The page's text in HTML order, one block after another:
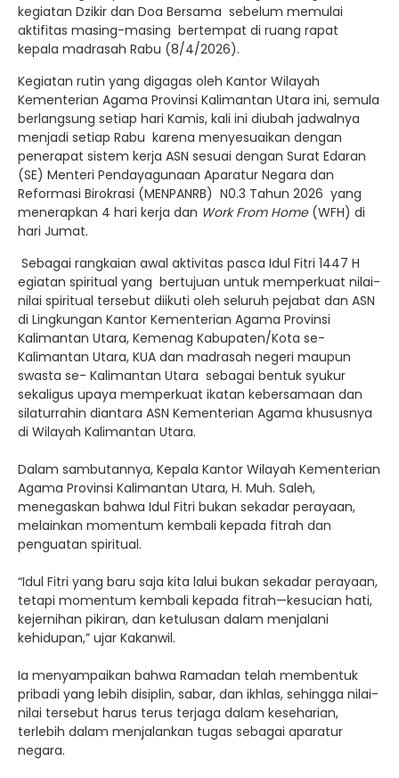
kegiatan Dzikir dan Doa Bersama sebelum memulai
aktifitas masing-masing bertempat di ruang rapat
kepala madrasah Rabu (8/4/2026).
Kegiatan rutin yang digagas oleh Kantor Wilayah
Kementerian Agama Provinsi Kalimantan Utara ini, semula
berlangsung setiap hari Kamis, kali ini diubah jadwalnya
menjadi setiap Rabu karena menyesuaikan dengan
penerapat sistem kerja ASN sesuai dengan Surat Edaran
(SE) Menteri Pendayagunaan Aparatur Negara dan
Reformasi Birokrasi (MENPANRB) N0.3 Tahun 2026 yang
menerapkan 4 hari kerja dan Work From Home(WFH) di
hari Jumat.
Sebagai rangkaian awal aktivitas pasca Idul Fitri 1447 H
egiatan spiritual yang bertujuan untuk memperkuat nilai-
nilai spiritual tersebut diikuti oleh seluruh pejabat dan ASN
di Lingkungan Kantor Kementerian Agama Provinsi
Kalimantan Utara, Kemenag Kabupaten/Kota se-
Kalimantan Utara, KUA dan madrasah negeri maupun
swasta se- Kalimantan Utara sebagai bentuk syukur
sekaligus upaya memperkuat ikatan kebersamaan dan
silaturrahin diantara ASN Kementerian Agama khususnya
di Wilayah Kalimantan Utara.
Dalam sambutannya, Kepala Kantor Wilayah Kementerian
Agama Provinsi Kalimantan Utara, H. Muh. Saleh,
menegaskan bahwa Idul Fitri bukan sekadar perayaan,
melainkan momentum kembali kepada fitrah dan
penguatan spiritual.
“Idul Fitri yang baru saja kita lalui bukan sekadar perayaan,
tetapi momentum kembali kepada fitrah—kesucian hati,
kejernihan pikiran, dan ketulusan dalam menjalani
kehidupan,” ujar Kakanwil.
Ia menyampaikan bahwa Ramadan telah membentuk
pribadi yang lebih disiplin, sabar, dan ikhlas, sehingga nilai-
nilai tersebut harus terus terjaga dalam keseharian,
terlebih dalam menjalankan tugas sebagai aparatur
negara.